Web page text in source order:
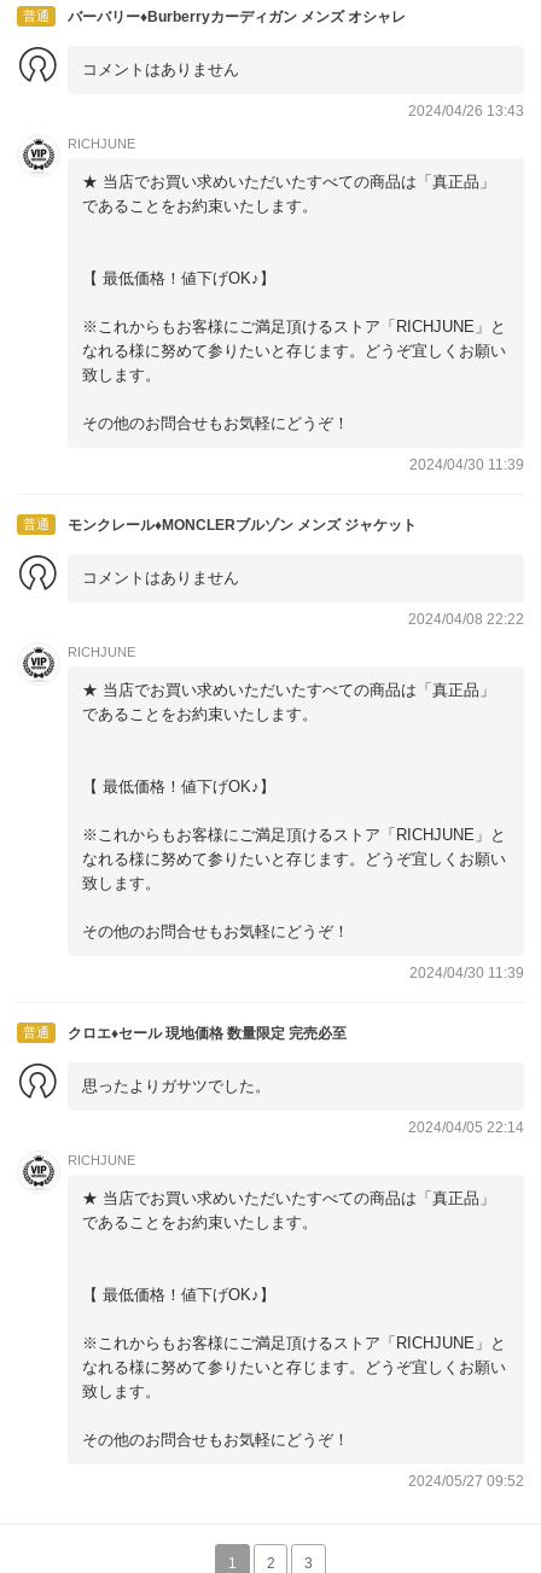
普通 バーバリー♦Burberryカーディガン メンズ オシャレ
コメントはありません
2024/04/26 13:43
RICHJUNE
★ 当店でお買い求めいただいたすべての商品は「真正品」
であることをお約束いたします。
【 最低価格！値下げOK♪】
※これからもお客様にご満足頂けるストア「RICHJUNE」と
なれる様に努めて参りたいと存じます。どうぞ宜しくお願い
致します。
その他のお問合せもお気軽にどうぞ！
2024/04/30 11:39
普通 モンクレール♦MONCLERブルゾン メンズ ジャケット
コメントはありません
2024/04/08 22:22
RICHJUNE
★ 当店でお買い求めいただいたすべての商品は「真正品」
であることをお約束いたします。
【 最低価格！値下げOK♪】
※これからもお客様にご満足頂けるストア「RICHJUNE」と
なれる様に努めて参りたいと存じます。どうぞ宜しくお願い
致します。
その他のお問合せもお気軽にどうぞ！
2024/04/30 11:39
普通 クロエ♦セール 現地価格 数量限定 完売必至
思ったよりガサツでした。
2024/04/05 22:14
RICHJUNE
★ 当店でお買い求めいただいたすべての商品は「真正品」
であることをお約束いたします。
【 最低価格！値下げOK♪】
※これからもお客様にご満足頂けるストア「RICHJUNE」と
なれる様に努めて参りたいと存じます。どうぞ宜しくお願い
致します。
その他のお問合せもお気軽にどうぞ！
2024/05/27 09:52
1 2 3